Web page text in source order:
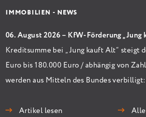
IMMOBILIEN - NEWS
Kreditsumme bei „Jung kauft Alt“ steigt
Euro bis 180.000 Euro / abhängig von
werden aus Mitteln des Bundes
Zinsbindung Antragstellende
Artikel lesen